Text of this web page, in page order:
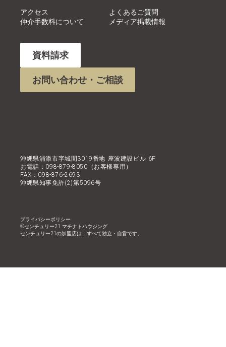
沖縄県浦添市字城間3019番地 座波建設ビル 6F
お電話：098-879-8050（お客様専用）
FAX：098-876-2693
沖縄県知事免許(2)第5096号
アクセス
よくあるご質問
仲介手数料について
メディア掲載情報
資料請求
お問い合わせ・ご相談
センチュリー21の加盟店は、すべて独立・自営です。
©︎センチュリー21 マチナトハウジング
プライバシーポリシー